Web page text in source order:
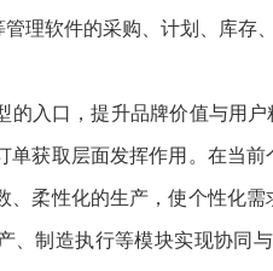
管理软件的采购、计划、库存
的入口，提升品牌价值与用
单获取层面发挥作用。在当
、柔性化的生产，使个性化
、制造执行等模块实现协同